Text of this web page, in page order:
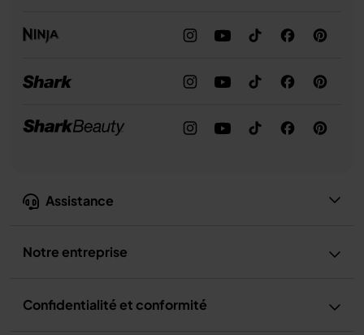
Assistance
Notre entreprise
Confidentialité et conformité